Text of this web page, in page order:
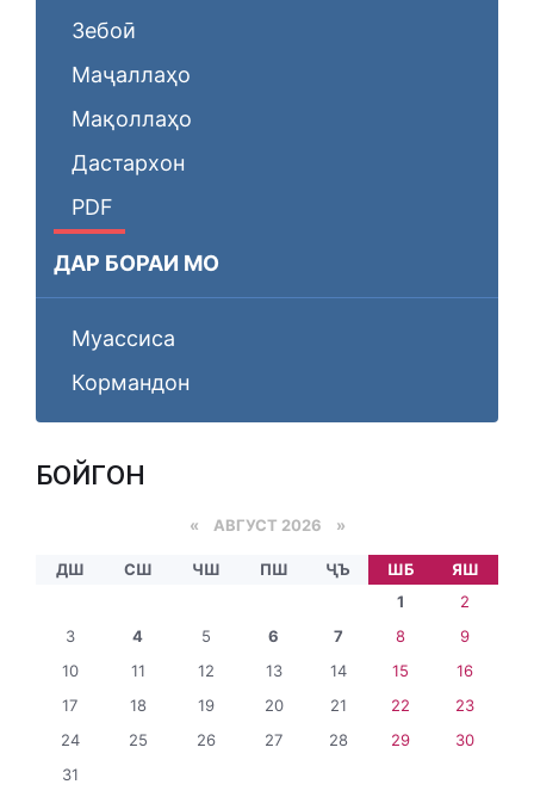
Зебоӣ
Маҷаллаҳо
Мақоллаҳо
Дастархон
PDF
ДАР БОРАИ МО
Муассиса
Кормандон
БОЙГОНӢ
« АВГУСТ 2026 »
ДШ СШ ЧШ ПШ ҶЪ ШБ
ЯШ
1
2
3
4 5 6 7 8
9
10
11 12 13 14 15
16
17
18 19 20 21 22
23
24
25 26 27 28 29
30
31